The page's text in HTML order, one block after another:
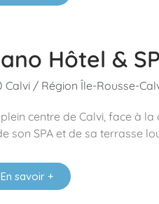
Hôtel &
Calvi / Région Île-Rousse-
centre de Calvi, face à
son SPA et de sa terrasse
En savoir +